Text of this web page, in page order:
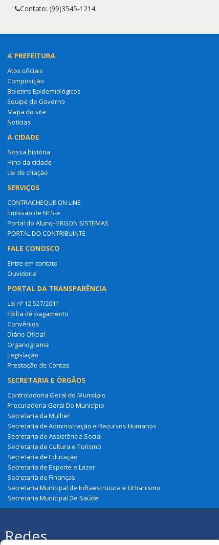
Contato: (99)3545-1214
A PREFEITURA
Atos oficiais
Composição
Boletins Epidemiológicos
Equipe de Governo
Mapa do site
Notícias
A CIDADE
Nossa história
Hino da cidade
Lei de criação
SERVIÇOS
CONTRACHEQUE ON LINE
Emissão de NFS-e
Portal do Aluno- ERGON SISTEMAS
PORTAL DO CONTRIBUINTE
FALE CONOSCO
Entre em contato
Ouvidoria
PORTAL DA TRANSPARÊNCIA
Lei nº 12.527/2011
Folha de pagamento
Convênios
Diário Oficial
Organograma
Legislação
Prestação de Contas
SECRETARIA E ÓRGÃOS
Controladoria Geral do Município
Procuradoria Geral Do Município
Secretaria da Mulher
Secretaria de Administração e Recursos Humanos
Secretaria de Assistência Social
Secretaria de Cultura e Turismo
Secretaria de Educação
Secretaria de Esporte e Lazer
Secretaria de Finanças
Secretaria Municipal de Infraestrutura e Urbanismo
Secretaria Municipal De Saúde
Redes